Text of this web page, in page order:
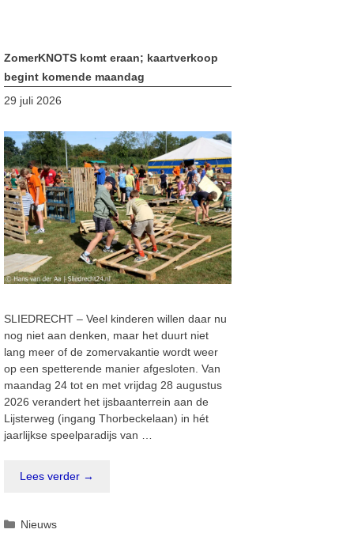
ZomerKNOTS komt eraan; kaartverkoop
begint komende maandag
29 juli 2026
SLIEDRECHT – Veel kinderen willen daar nu
nog niet aan denken, maar het duurt niet
lang meer of de zomervakantie wordt weer
op een spetterende manier afgesloten. Van
maandag 24 tot en met vrijdag 28 augustus
2026 verandert het ijsbaanterrein aan de
Lijsterweg (ingang Thorbeckelaan) in hét
jaarlijkse speelparadijs van …
Lees verder →
Categorieën
Nieuws